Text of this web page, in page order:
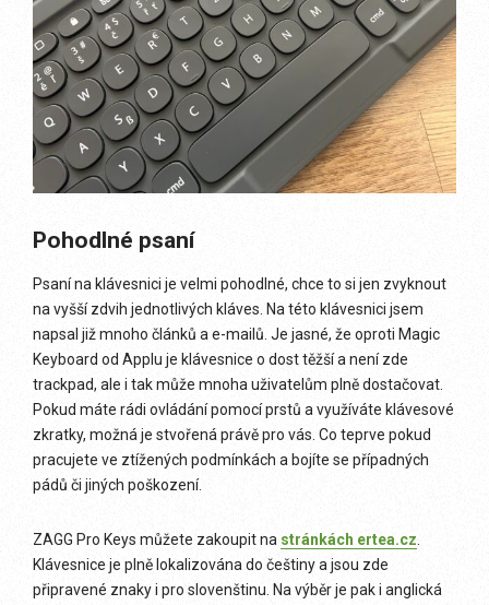
Pohodlné psaní
Psaní na klávesnici je velmi pohodlné, chce to si jen zvyknout
na vyšší zdvih jednotlivých kláves. Na této klávesnici jsem
napsal již mnoho článků a e-mailů. Je jasné, že oproti Magic
Keyboard od Applu je klávesnice o dost těžší a není zde
trackpad, ale i tak může mnoha uživatelům plně dostačovat.
Pokud máte rádi ovládání pomocí prstů a využíváte klávesové
zkratky, možná je stvořená právě pro vás. Co teprve pokud
pracujete ve ztížených podmínkách a bojíte se případných
pádů či jiných poškození.
ZAGG Pro Keys můžete zakoupit na stránkách ertea.cz
Klávesnice je plně lokalizována do češtiny a jsou zde
připravené znaky i pro slovenštinu. Na výběr je pak i anglická